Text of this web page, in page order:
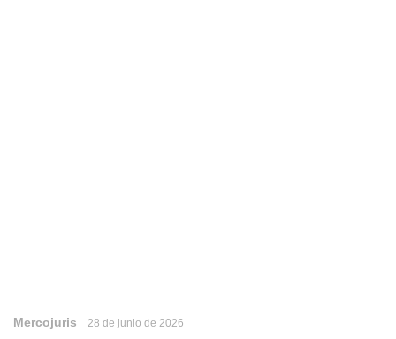
Mercojuris 28 de junio de 2026